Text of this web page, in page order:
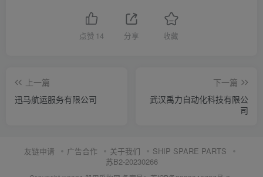
点赞 14 分享 收藏
上一篇
迅马航运服务有限公司
下一篇
武汉禹力自动化科技有限公
司
友链申请 广告合作 关于我们
SHIP SPARE PARTS
苏B2-20230266